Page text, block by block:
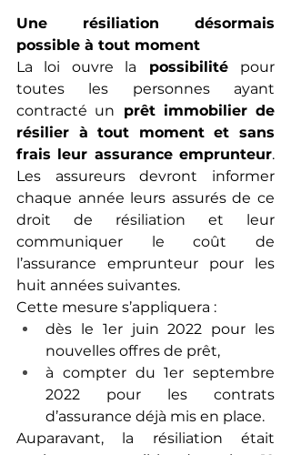
Une résiliation désormais
possible à tout moment
La loi ouvre la possibilité pour
toutes les personnes ayant
contracté un prêt immobilier de
résilier à tout moment et sans
frais leur assurance emprunteur.
Les assureurs devront informer
chaque année leurs assurés de ce
droit de résiliation et leur
communiquer le coût de
l’assurance emprunteur pour les
huit années suivantes.
Cette mesure s’appliquera :
dès le 1er juin 2022 pour les
nouvelles offres de prêt,
à compter du 1er septembre
2022 pour les contrats
d’assurance déjà mis en place.
Auparavant, la résiliation était